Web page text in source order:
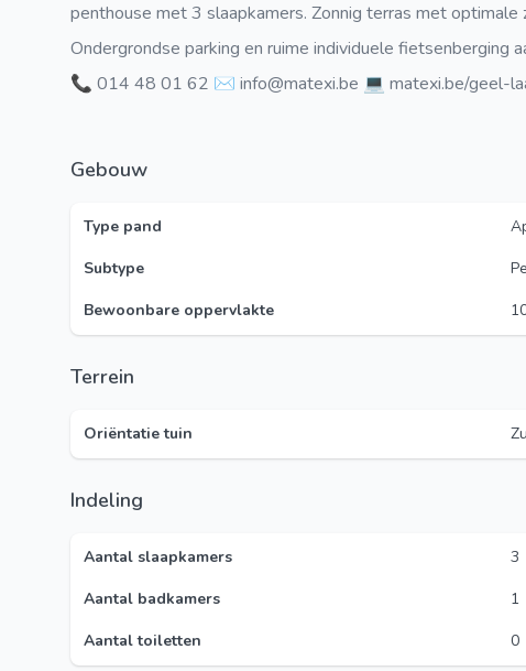
penthouse met 3 slaapkamers. Zonnig terras met
Ondergrondse parking en ruime individuele fietsenberging
📞 014 48 01 62 ✉️ info@matexi.be 💻 matexi.be/geel-
Gebouw
Type pand
Subtype
Bewoonbare oppervlakte
Terrein
Oriëntatie tuin
Indeling
Aantal slaapkamers
3
Aantal badkamers
1
Aantal toiletten
0